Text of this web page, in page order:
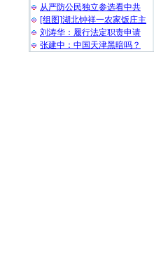
从严防公民独立参选看中共
[组图]湖北钟祥一农家饭庄主
刘涛华：履行法定职责申请
张建中：中国天津黑暗吗？